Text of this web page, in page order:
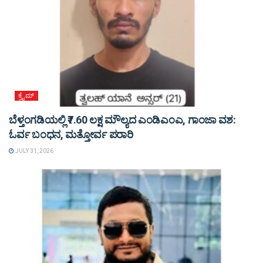
ಕ್ರೈಮ್
ಬೆಳ್ತಂಗಡಿಯಲ್ಲಿ ₹7.60 ಲಕ್ಷ ಮೌಲ್ಯದ ಎಂಡಿಎಂಎ, ಗಾಂಜಾ ವಶ:
ಓರ್ವ ಬಂಧನ, ಮತ್ತೋರ್ವ ಪರಾರಿ
JULY 31, 2026